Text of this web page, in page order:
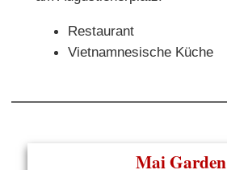
Restaurant
Vietnamnesische Küche
Mai Garden